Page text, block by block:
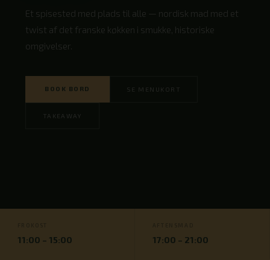
Et spisested med plads til alle — nordisk mad med et
twist af det franske køkken i smukke, historiske
omgivelser.
BOOK BORD SE MENUKORT
TAKEAWAY
11:00 – 15:00 17:00 – 21:00